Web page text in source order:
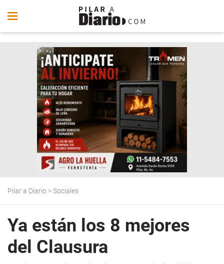
Pilar a Diario >Sociales
Ya están los 8 mejores
del Clausura